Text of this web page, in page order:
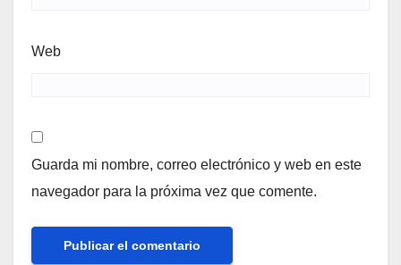
Web
Guarda mi nombre, correo electrónico y web en este
navegador para la próxima vez que comente.